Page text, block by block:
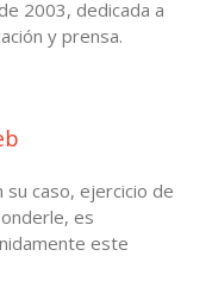
2003, dedicada a
y prensa.
caso, ejercicio de
es
este